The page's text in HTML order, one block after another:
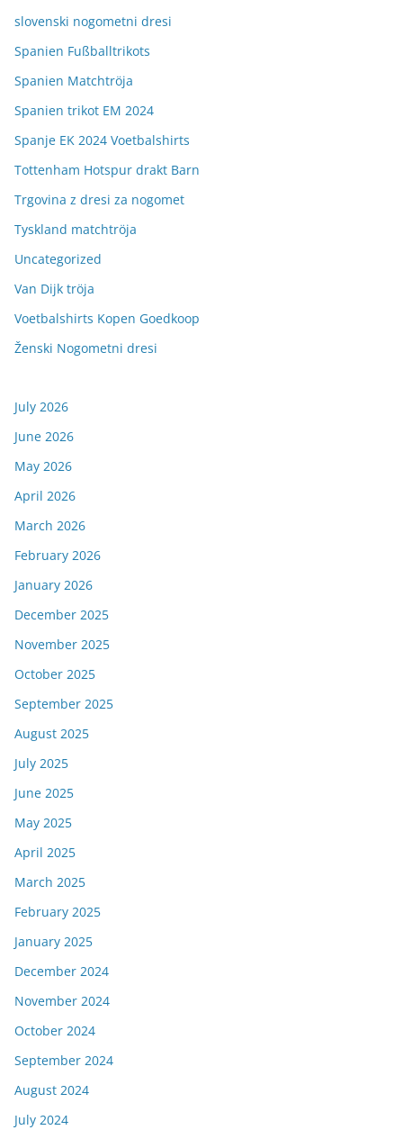
slovenski nogometni dresi
Spanien Fußballtrikots
Spanien Matchtröja
Spanien trikot EM 2024
Spanje EK 2024 Voetbalshirts
Tottenham Hotspur drakt Barn
Trgovina z dresi za nogomet
Tyskland matchtröja
Uncategorized
Van Dijk tröja
Voetbalshirts Kopen Goedkoop
Ženski Nogometni dresi
July 2026
June 2026
May 2026
April 2026
March 2026
February 2026
January 2026
December 2025
November 2025
October 2025
September 2025
August 2025
July 2025
June 2025
May 2025
April 2025
March 2025
February 2025
January 2025
December 2024
November 2024
October 2024
September 2024
August 2024
July 2024